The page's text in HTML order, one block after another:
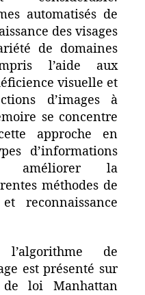
automatisés de
des visages
de domaines
l’aide aux
visuelle et
d’images à
se concentre
approche en
d’informations
améliorer la
méthodes de
reconnaissance
de
est présenté sur
loi Manhattan